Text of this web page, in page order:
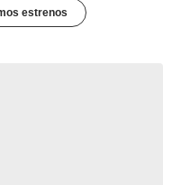
estrenos